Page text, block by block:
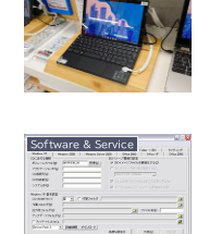
Software & Service